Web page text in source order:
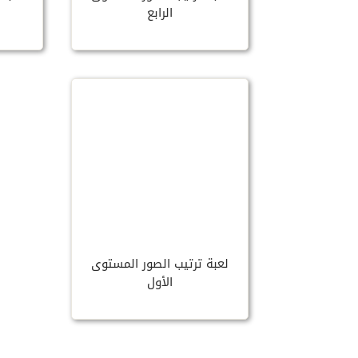
الرابع
لعبة ترتيب الصور المستوى
الأول